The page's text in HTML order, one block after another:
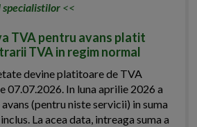
specialistilor <<
TVA pentru avans platit
TVA in regim normal
devine platitoare de TVA
07.07.2026. In luna aprilie 2026 a
(pentru niste servicii) in suma
La acea data, intreaga suma a